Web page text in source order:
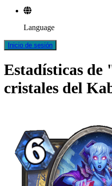
Language
Inicio de sesión
Estadísticas de
cristales del